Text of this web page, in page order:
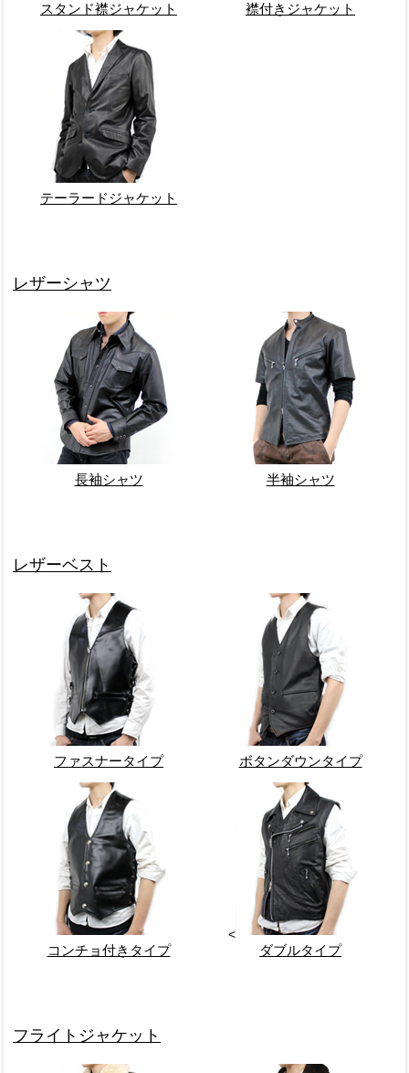
スタンド襟ジャケット 襟付きジャケット
テーラードジャケット
レザーシャツ
長袖シャツ 半袖シャツ
レザーベスト
ファスナータイプ ボタンダウンタイプ
コンチョ付きタイプ
<
ダブルタイプ
フライトジャケット